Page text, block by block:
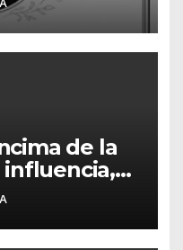
de la
influencia,